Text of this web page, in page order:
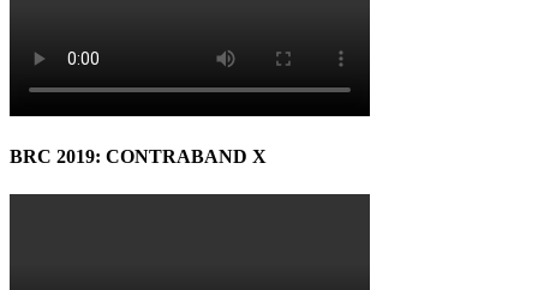
BRC 2019: CONTRABAND X